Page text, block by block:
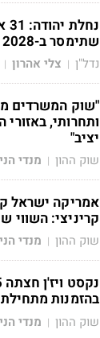
שתימסר ב-2028
נדל"ן | צלי אהרון |
"שוק המשרדים
ותחרותי,
יציב"
שוק ההון | מנדי
קריניצי: השווי
שוק ההון | מנדי
בהזמנות
שוק ההון | מנדי